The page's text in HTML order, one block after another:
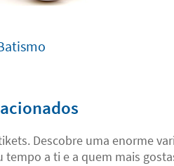
Descobre uma enorme
tempo a ti e a quem mais